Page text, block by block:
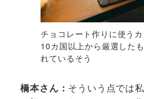
チョコレート作りに使うカ
10カ国以上から厳選した
れているそう
橋本さん： そういう点では